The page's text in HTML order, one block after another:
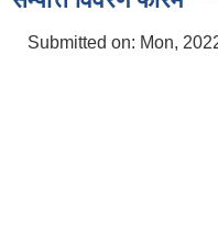
Submitted on: Mon,